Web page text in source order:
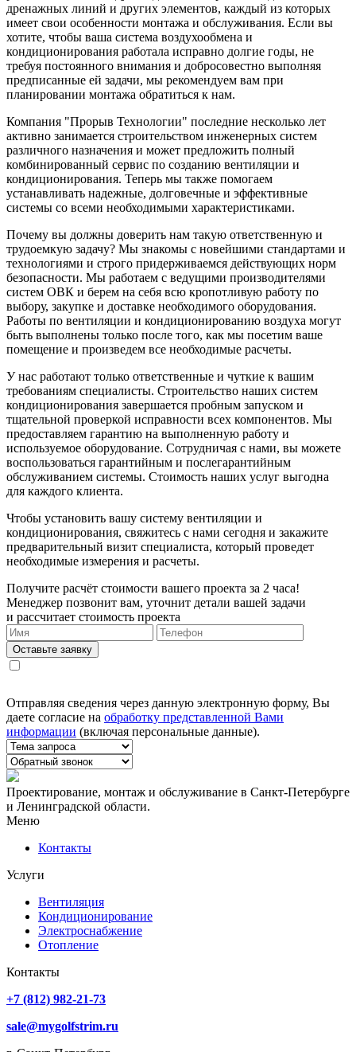
дренажных линий и других элементов, каждый из которых
имеет свои особенности монтажа и обслуживания. Если вы
хотите, чтобы ваша система воздухообмена и
кондиционирования работала исправно долгие годы, не
требуя постоянного внимания и добросовестно выполняя
предписанные ей задачи, мы рекомендуем вам при
планировании монтажа обратиться к нам.
Компания "Прорыв Технологии" последние несколько лет
активно занимается строительством инженерных систем
различного назначения и может предложить полный
комбинированный сервис по созданию вентиляции и
кондиционирования. Теперь мы также помогаем
устанавливать надежные, долговечные и эффективные
системы со всеми необходимыми характеристиками.
Почему вы должны доверить нам такую ответственную и
трудоемкую задачу? Мы знакомы с новейшими стандартами и
технологиями и строго придерживаемся действующих норм
безопасности. Мы работаем с ведущими производителями
систем ОВК и берем на себя всю кропотливую работу по
выбору, закупке и доставке необходимого оборудования.
Работы по вентиляции и кондиционированию воздуха могут
быть выполнены только после того, как мы посетим ваше
помещение и произведем все необходимые расчеты.
У нас работают только ответственные и чуткие к вашим
требованиям специалисты. Строительство наших систем
кондиционирования завершается пробным запуском и
тщательной проверкой исправности всех компонентов. Мы
предоставляем гарантию на выполненную работу и
используемое оборудование. Сотрудничая с нами, вы можете
воспользоваться гарантийным и послегарантийным
обслуживанием системы. Стоимость наших услуг выгодна
для каждого клиента.
Чтобы установить вашу систему вентиляции и
кондиционирования, свяжитесь с нами сегодня и закажите
предварительный визит специалиста, который проведет
необходимые измерения и расчеты.
Получите расчёт стоимости вашего проекта за 2 часа!
Менеджер позвонит вам, уточнит детали вашей задачи
и рассчитает стоимость проекта
Оставьте заявку
Отправляя сведения через данную электронную форму, Вы
даете согласие на обработку представленной Вами
информации (включая персональные данные).
Проектирование, монтаж и обслуживание в Санкт-Петербурге
и Ленинградской области.
Меню
Контакты
Услуги
Вентиляция
Кондиционирование
Электроснабжение
Отопление
Контакты
+7 (812) 982-21-73
sale@mygolfstrim.ru